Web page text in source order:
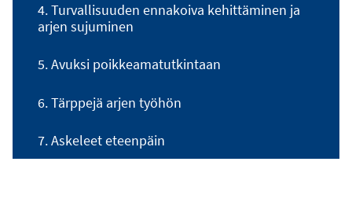
4. Turvallisuuden ennakoiva kehittäminen ja
arjen sujuminen
5. Avuksi poikkeamatutkintaan
6. Tärppejä arjen työhön
7. Askeleet eteenpäin